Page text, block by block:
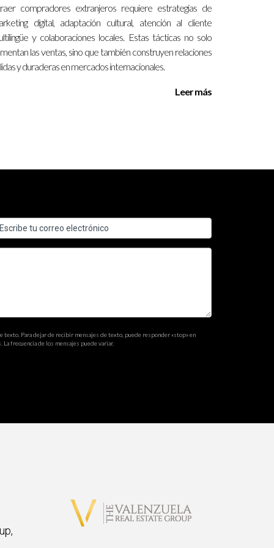
en una agencia local y comenzó a
sus metas dentro del sector inmobiliario.
hacia una carrera exitosa. Recuerda que
con confianza.
relacionados con la obtención de tu
sobre tu futuro profesional. ¡Buena suerte!
compradores extranjeros requiere estrategias de
digital, adaptación cultural, atención al cliente
y colaboraciones locales. Estas tácticas no solo
las ventas, sino que también construyen relaciones
y duraderas en mercados internacionales.
Leer más
texto. Para dejar de recibir mensajes de texto, puede responder «stop» en
frecuencia de los mensajes puede variar.